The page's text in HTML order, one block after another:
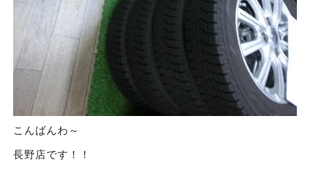
こんばんわ～
長野店です！！